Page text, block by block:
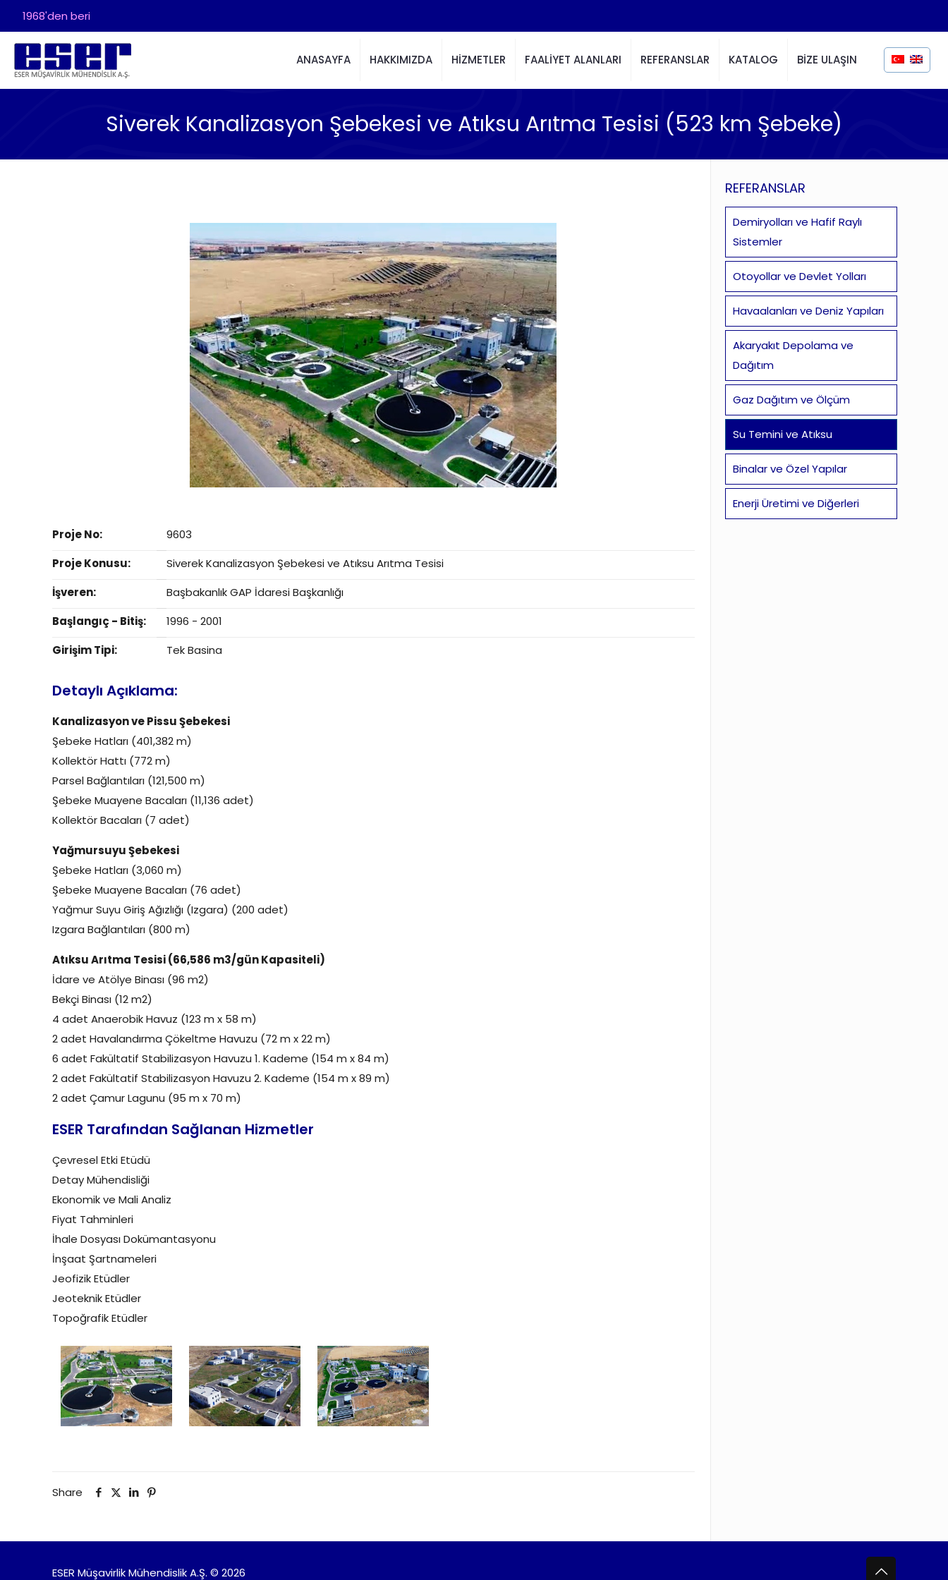
1968'den beri
ANASAYFA HAKKIMIZDA HİZMETLER FAALİYET ALANLARI REFERANSLAR KATALOG BİZE ULAŞIN
Siverek Kanalizasyon Şebekesi ve Atıksu Arıtma Tesisi (523 km Şebeke)
Proje No:
9603
Proje Konusu:
Siverek Kanalizasyon Şebekesi ve Atıksu Arıtma Tesisi
İşveren:
Başbakanlık GAP İdaresi Başkanlığı
Başlangıç - Bitiş:
1996 - 2001
Girişim Tipi:
Tek Basina
Detaylı Açıklama:
Kanalizasyon ve Pissu Şebekesi
Şebeke Hatları (401,382 m)
Kollektör Hattı (772 m)
Parsel Bağlantıları (121,500 m)
Şebeke Muayene Bacaları (11,136 adet)
Kollektör Bacaları (7 adet)
Yağmursuyu Şebekesi
Şebeke Hatları (3,060 m)
Şebeke Muayene Bacaları (76 adet)
Yağmur Suyu Giriş Ağızlığı (Izgara) (200 adet)
Izgara Bağlantıları (800 m)
Atıksu Arıtma Tesisi (66,586 m3/gün Kapasiteli)
İdare ve Atölye Binası (96 m2)
Bekçi Binası (12 m2)
4 adet Anaerobik Havuz (123 m x 58 m)
2 adet Havalandırma Çökeltme Havuzu (72 m x 22 m)
6 adet Fakültatif Stabilizasyon Havuzu 1. Kademe (154 m x 84 m)
2 adet Fakültatif Stabilizasyon Havuzu 2. Kademe (154 m x 89 m)
2 adet Çamur Lagunu (95 m x 70 m)
ESER Tarafından Sağlanan Hizmetler
Çevresel Etki Etüdü
Detay Mühendisliği
Ekonomik ve Mali Analiz
Fiyat Tahminleri
İhale Dosyası Dokümantasyonu
İnşaat Şartnameleri
Jeofizik Etüdler
Jeoteknik Etüdler
Topoğrafik Etüdler
Share
REFERANSLAR
Demiryolları ve Hafif Raylı
Sistemler
Otoyollar ve Devlet Yolları
Havaalanları ve Deniz Yapıları
Akaryakıt Depolama ve
Dağıtım
Gaz Dağıtım ve Ölçüm
Su Temini ve Atıksu
Binalar ve Özel Yapılar
Enerji Üretimi ve Diğerleri
ESER Müşavirlik Mühendislik A.Ş. © 2026